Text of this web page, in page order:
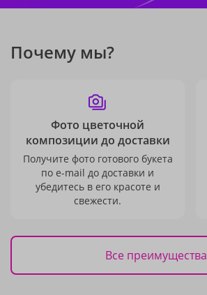
Почему мы?
Фото цветочной
композиции до доставки
Получите фото готового букета
по e-mail до доставки и
убедитесь в его красоте и
свежести.
Все преимущества